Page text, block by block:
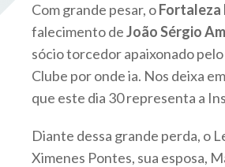
Com grande pesar, oFortaleza
falecimento deJoão Sérgio
sócio torcedor apaixonado
Clube por onde ia. Nos deixa
que este dia 30 representa a
Diante dessa grande perda, o
Ximenes Pontes, sua esposa,